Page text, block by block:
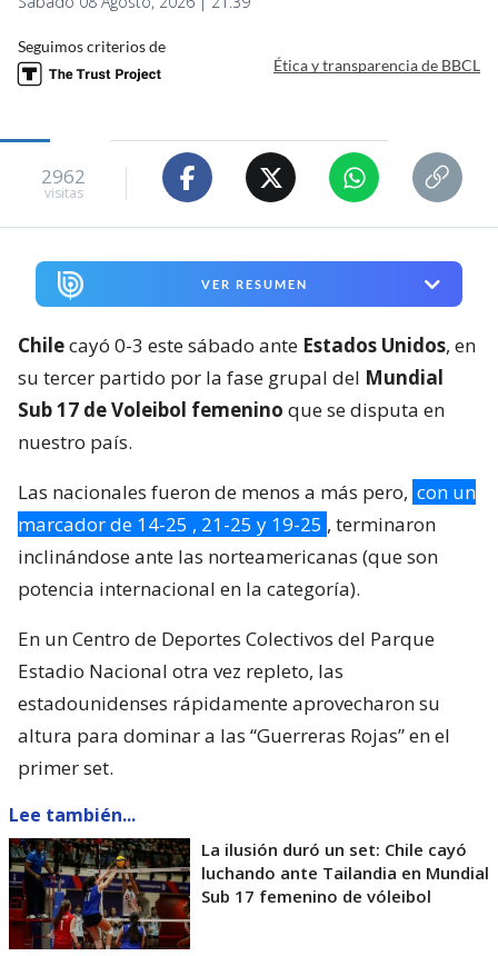
Seguimos criterios de
Ética y transparencia de BBCL
2962
visitas
VER RESUMEN
Chilecayó 0-3 este sábado ante Estados Unidos, en
su tercer partido por la fase grupal del Mundial
Sub 17 de Voleibol femenino que se disputa en
nuestro país.
Las nacionales fueron de menos a más pero, con un
marcador de 14-25 , 21-25 y 19-25 , terminaron
inclinándose ante las norteamericanas (que son
potencia internacional en la categoría).
En un Centro de Deportes Colectivos del Parque
Estadio Nacional otra vez repleto, las
estadounidenses rápidamente aprovecharon su
altura para dominar a las “Guerreras Rojas” en el
primer set.
Lee también...
La ilusión duró un set: Chile cayó
luchando ante Tailandia en Mundial
Sub 17 femenino de vóleibol